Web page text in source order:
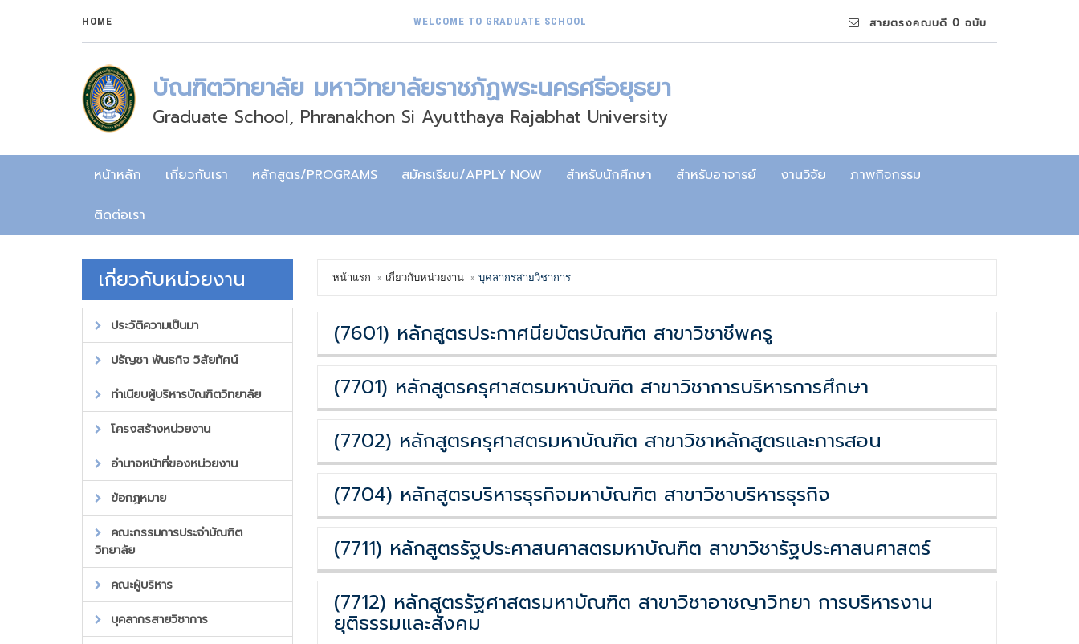
HOME WELCOME TO GRADUATE SCHOOL สายตรงคณบดี 0 ฉบับ
บัณฑิตวิทยาลัย มหาวิทยาลัยราชภัฏพระนครศรีอยุธยา
Graduate School, Phranakhon Si Ayutthaya Rajabhat University
หน้าหลัก เกี่ยวกับเรา หลักสูตร/PROGRAMS สมัครเรียน/APPLY NOW สำหรับนักศึกษา สำหรับอาจารย์ งานวิจัย ภาพกิจกรรม
ติดต่อเรา
เกี่ยวกับหน่วยงาน
ประวัติความเป็นมา
ปรัญชา พันธกิจ วิสัยทัศน์
ทำเนียบผู้บริหารบัณฑิตวิทยาลัย
โครงสร้างหน่วยงาน
อำนาจหน้าที่ของหน่วยงาน
ข้อกฎหมาย
คณะกรรมการประจำบัณฑิต
วิทยาลัย
คณะผู้บริหาร
บุคลากรสายวิชาการ
หน้าแรก เกี่ยวกับหน่วยงาน บุคลากรสายวิชาการ
(7601) หลักสูตรประกาศนียบัตรบัณฑิต สาขาวิชาชีพครู
(7701) หลักสูตรครุศาสตรมหาบัณฑิต สาขาวิชาการบริหารการศึกษา
(7702) หลักสูตรครุศาสตรมหาบัณฑิต สาขาวิชาหลักสูตรและการสอน
(7704) หลักสูตรบริหารธุรกิจมหาบัณฑิต สาขาวิชาบริหารธุรกิจ
(7711) หลักสูตรรัฐประศาสนศาสตรมหาบัณฑิต สาขาวิชารัฐประศาสนศาสตร์
(7712) หลักสูตรรัฐศาสตรมหาบัณฑิต สาขาวิชาอาชญาวิทยา การบริหารงาน
ยุติธรรมและสังคม